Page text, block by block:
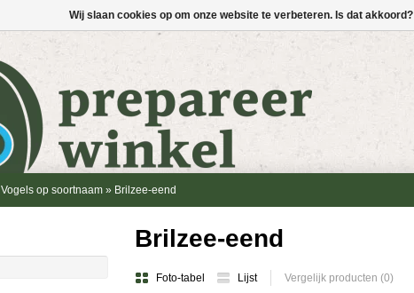
Vogels op soortnaam » Brilzee-eend
Brilzee-eend
Foto-tabel Lijst Vergelijk producten (0)
Wij slaan cookies op om onze website te verbeteren. Is dat akkoord?